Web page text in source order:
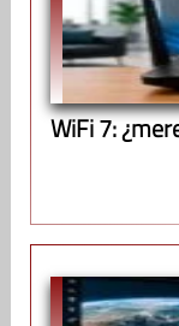
WiFi 7: